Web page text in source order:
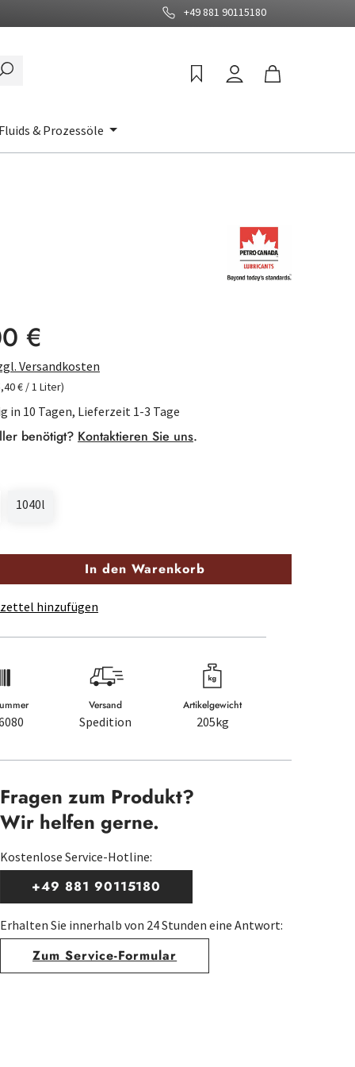
+49 881 90115180
& Prozessöle
€
Versandkosten
€ / 1 Liter)
in 10 Tagen, Lieferzeit 1-3 Tage
benötigt? Kontaktieren Sie uns.
1040l
In den Warenkorb
hinzufügen
Versand
Spedition
Artikelgewicht
205kg
Fragen zum Produkt?
Wir helfen gerne.
Kostenlose Service-Hotline:
+49 881 90115180
Erhalten Sie innerhalb von 24 Stunden eine Antwort:
Zum Service-Formular